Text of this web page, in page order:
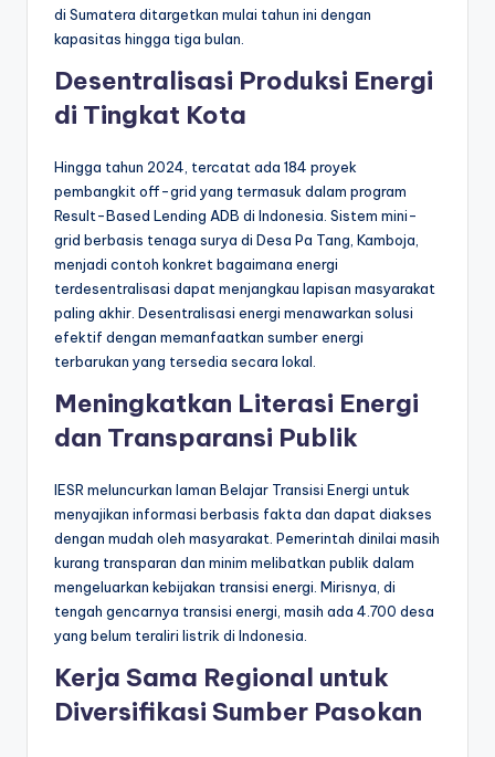
di Sumatera ditargetkan mulai tahun ini dengan
kapasitas hingga tiga bulan.
Desentralisasi Produksi Energi
di Tingkat Kota
Hingga tahun 2024, tercatat ada 184 proyek
pembangkit off-grid yang termasuk dalam program
Result-Based Lending ADB di Indonesia. Sistem mini-
grid berbasis tenaga surya di Desa Pa Tang, Kamboja,
menjadi contoh konkret bagaimana energi
terdesentralisasi dapat menjangkau lapisan masyarakat
paling akhir. Desentralisasi energi menawarkan solusi
efektif dengan memanfaatkan sumber energi
terbarukan yang tersedia secara lokal.
Meningkatkan Literasi Energi
dan Transparansi Publik
IESR meluncurkan laman Belajar Transisi Energi untuk
menyajikan informasi berbasis fakta dan dapat diakses
dengan mudah oleh masyarakat. Pemerintah dinilai masih
kurang transparan dan minim melibatkan publik dalam
mengeluarkan kebijakan transisi energi. Mirisnya, di
tengah gencarnya transisi energi, masih ada 4.700 desa
yang belum teraliri listrik di Indonesia.
Kerja Sama Regional untuk
Diversifikasi Sumber Pasokan